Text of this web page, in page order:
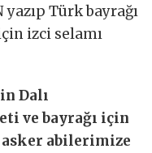
Türk bayrağı
izci selamı
Dalı
ve bayrağı için
abilerimize